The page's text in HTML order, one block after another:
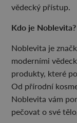
vědecký přístup.
Kdo je Noblevita?
Noblevita je
moderními
produkty, které
Od přírodní
Noblevita vám
pečovat o své